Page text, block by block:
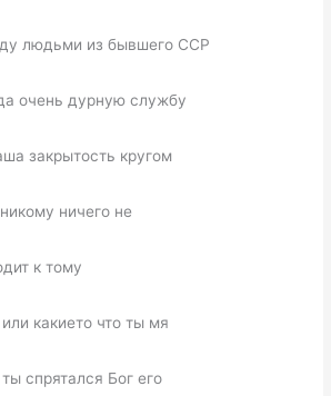
людьми из бывшего ССР
очень дурную службу
закрытость кругом
ничего не
к тому
какието что ты мя
спрятался Бог его